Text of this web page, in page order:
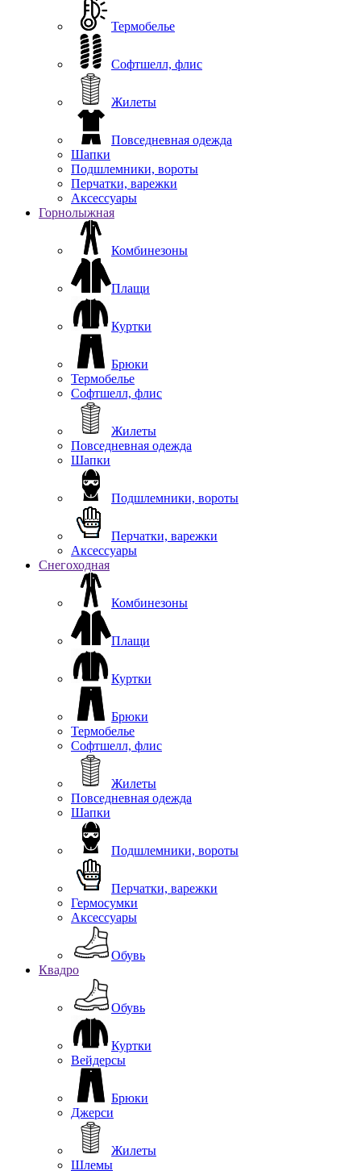
Термобелье
Софтшелл, флис
Жилеты
Повседневная одежда
Шапки
Подшлемники, вороты
Перчатки, варежки
Аксессуары
Горнолыжная
Комбинезоны
Плащи
Куртки
Брюки
Термобелье
Софтшелл, флис
Жилеты
Повседневная одежда
Шапки
Подшлемники, вороты
Перчатки, варежки
Аксессуары
Снегоходная
Комбинезоны
Плащи
Куртки
Брюки
Термобелье
Софтшелл, флис
Жилеты
Повседневная одежда
Шапки
Подшлемники, вороты
Перчатки, варежки
Гермосумки
Аксессуары
Обувь
Квадро
Обувь
Куртки
Вейдерсы
Брюки
Джерси
Жилеты
Шлемы